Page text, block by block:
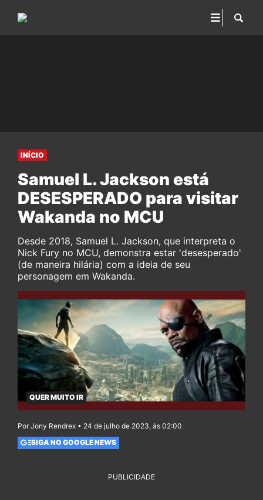
INÍCIO
Samuel L. Jackson está
DESESPERADO para visitar
Wakanda no MCU
Desde 2018, Samuel L. Jackson, que interpreta o
Nick Fury no MCU, demonstra estar 'desesperado'
(de maneira hilária) com a ideia de seu
personagem em Wakanda.
QUER MUITO IR
Por Jony Rendrex • 24 de julho de 2023, às 02:00
SIGA NO GOOGLE NEWS
PUBLICIDADE